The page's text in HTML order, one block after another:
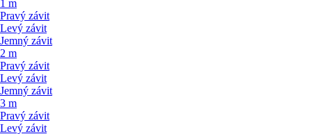
1 m
Pravý závit
Levý závit
Jemný závit
2 m
Pravý závit
Levý závit
Jemný závit
3 m
Pravý závit
Levý závit